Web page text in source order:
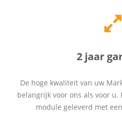
2 jaar
De hoge kwaliteit van uw
belangrijk voor ons als voor u.
module geleverd met